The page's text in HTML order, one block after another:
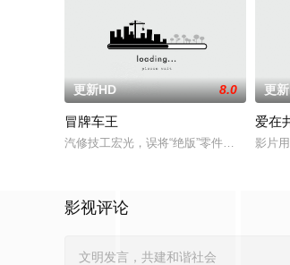
更新HD 8.0
冒牌车王
汽修技工宏光，误将“绝版”零件遗落盲女
更
爱在
影片
影视评论